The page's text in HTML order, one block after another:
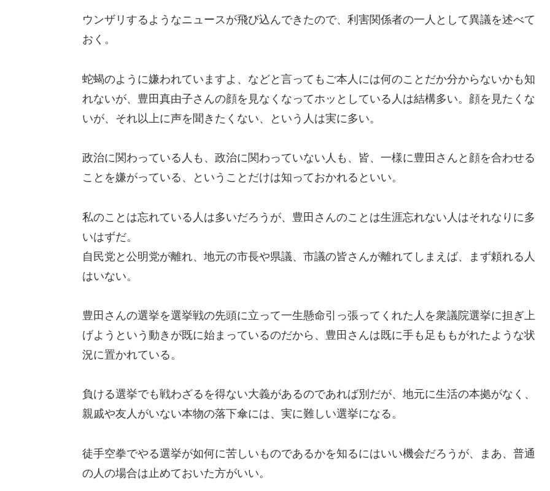
ウンザリするようなニュースが飛び込んできたので、利害関係者の一人として異議を述べて
おく。
蛇蝎のように嫌われていますよ、などと言ってもご本人には何のことだか分からないかも知
れないが、豊田真由子さんの顔を見なくなってホッとしている人は結構多い。顔を見たくな
いが、それ以上に声を聞きたくない、という人は実に多い。
政治に関わっている人も、政治に関わっていない人も、皆、一様に豊田さんと顔を合わせる
ことを嫌がっている、ということだけは知っておかれるといい。
私のことは忘れている人は多いだろうが、豊田さんのことは生涯忘れない人はそれなりに多
いはずだ。
自民党と公明党が離れ、地元の市長や県議、市議の皆さんが離れてしまえば、まず頼れる人
はいない。
豊田さんの選挙を選挙戦の先頭に立って一生懸命引っ張ってくれた人を衆議院選挙に担ぎ上
げようという動きが既に始まっているのだから、豊田さんは既に手も足ももがれたような状
況に置かれている。
負ける選挙でも戦わざるを得ない大義があるのであれば別だが、地元に生活の本拠がなく、
親戚や友人がいない本物の落下傘には、実に難しい選挙になる。
徒手空拳でやる選挙が如何に苦しいものであるかを知るにはいい機会だろうが、まあ、普通
の人の場合は止めておいた方がいい。